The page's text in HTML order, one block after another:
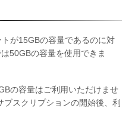
が15GBの容量であるのに対
50GBの容量を使用できま
の容量はご利用いただけませ
スクリプションの開始後、利